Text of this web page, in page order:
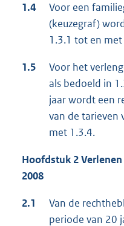
1.4
Voor een
(keuzegraf)
1.3.1 tot en
1.5
Voor het
als bedoeld in
jaar wordt een
van de tarieven
met 1.3.4.
Hoofdstuk 2
2008
2.1
Van de
periode van 20